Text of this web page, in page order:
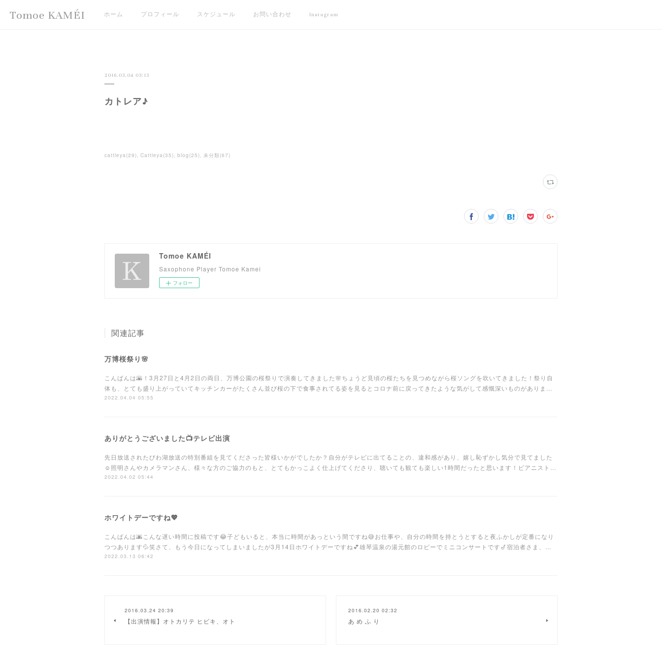
Tomoe KAMÉI ホーム プロフィール スケジュール お問い合わせ Instagram
2016.03.04 03:13
カトレア♪
cattleya (29) Cattleya (35) blog (25) 未分類 (67)
Tomoe KAMÉI
Saxophone Player Tomoe Kamei
フォロー
関連記事
万博桜祭り🌸
こんばんは🌇！3月27日と4月2日の両日、万博公園の桜祭りで演奏してきました🌸ちょうど見頃の桜たちを見つめながら桜ソングを吹いてきました！祭り自
体も、とても盛り上がっていてキッチンカーがたくさん並び桜の下で食事されてる姿を見るとコロナ前に戻ってきたような気がして感慨深いものがありま…
2022.04.04 05:55
ありがとうございました📺テレビ出演
先日放送されたびわ湖放送の特別番組を見てくださった皆様いかがでしたか？自分がテレビに出てることの、違和感があり、嬉し恥ずかし気分で見てました
☺️照明さんやカメラマンさん、様々な方のご協力のもと、とてもかっこよく仕上げてくださり、聴いても観ても楽しい1時間だったと思います！ピアニスト…
2022.04.02 05:44
ホワイトデーですね💖
こんばんは🌆こんな遅い時間に投稿です😂子どもいると、本当に時間があっという間ですね😅お仕事や、自分の時間を持とうとすると夜ふかしが定番になり
つつあります💦笑さて、もう今日になってしまいましたが3月14日ホワイトデーですね💕雄琴温泉の湯元館のロビーでミニコンサートです🎷宿泊者さま、…
2022.03.13 06:42
2016.03.24 20:39
【出演情報】オトカリテ ヒビキ、オト
2016.02.20 02:32
あ め ふ り